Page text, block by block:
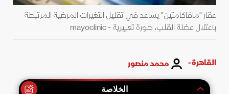
عقار "مافاكامتين" يساعد في تقليل التغيرات المرضية المرتبطة
باعتلال عضلة القلب، صورة تعبيرية - mayoclinic
القاهرة - محمد منصور
الخلاصة